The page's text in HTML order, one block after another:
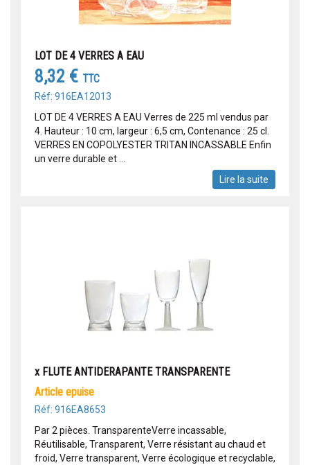
LOT DE 4 VERRES A EAU
8,32 € TTC
Réf: 916EA12013
LOT DE 4 VERRES A EAU Verres de 225 ml vendus par
4. Hauteur : 10 cm, largeur : 6,5 cm, Contenance : 25 cl.
VERRES EN COPOLYESTER TRITAN INCASSABLE Enfin
un verre durable et ...
Lire la suite
x FLUTE ANTIDERAPANTE TRANSPARENTE
article epuise
Réf: 916EA8653
Par 2 pièces. TransparenteVerre incassable,
Réutilisable, Transparent, Verre résistant au chaud et
froid, Verre transparent, Verre écologique et recyclable,